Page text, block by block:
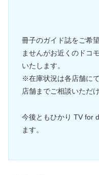
冊子のガイド誌をご希
ませんがお近くのドコ
いたします。
※在庫状況は各店舗に
店舗までご相談いただ
今後ともひかり TV for
ます。